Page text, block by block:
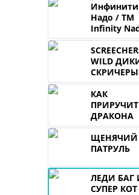
Инфинити
Надо / TM
Infinity
WILD
СКРИЧЕРЫ
КАК
ДРАКОНА
ЩЕНЯЧИЙ
ПАТРУЛЬ
ЛЕДИ БАГ
СУПЕР КОТ